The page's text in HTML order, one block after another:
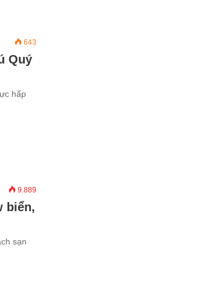
643
Quý
hấp
9.889
biển,
sạn